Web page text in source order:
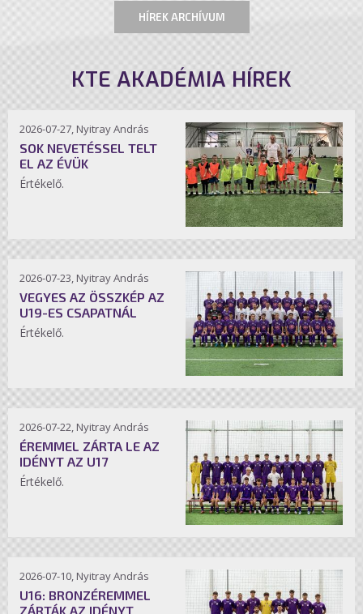
HÍREK ARCHÍVUM
KTE AKADÉMIA HÍREK
2026-07-27, Nyitray András
SOK NEVETÉSSEL TELT
EL AZ ÉVÜK
Értékelő.
2026-07-23, Nyitray András
VEGYES AZ ÖSSZKÉP AZ
U19-ES CSAPATNÁL
Értékelő.
2026-07-22, Nyitray András
ÉREMMEL ZÁRTA LE AZ
IDÉNYT AZ U17
Értékelő.
2026-07-10, Nyitray András
U16: BRONZÉREMMEL
ZÁRTÁK AZ IDÉNYT